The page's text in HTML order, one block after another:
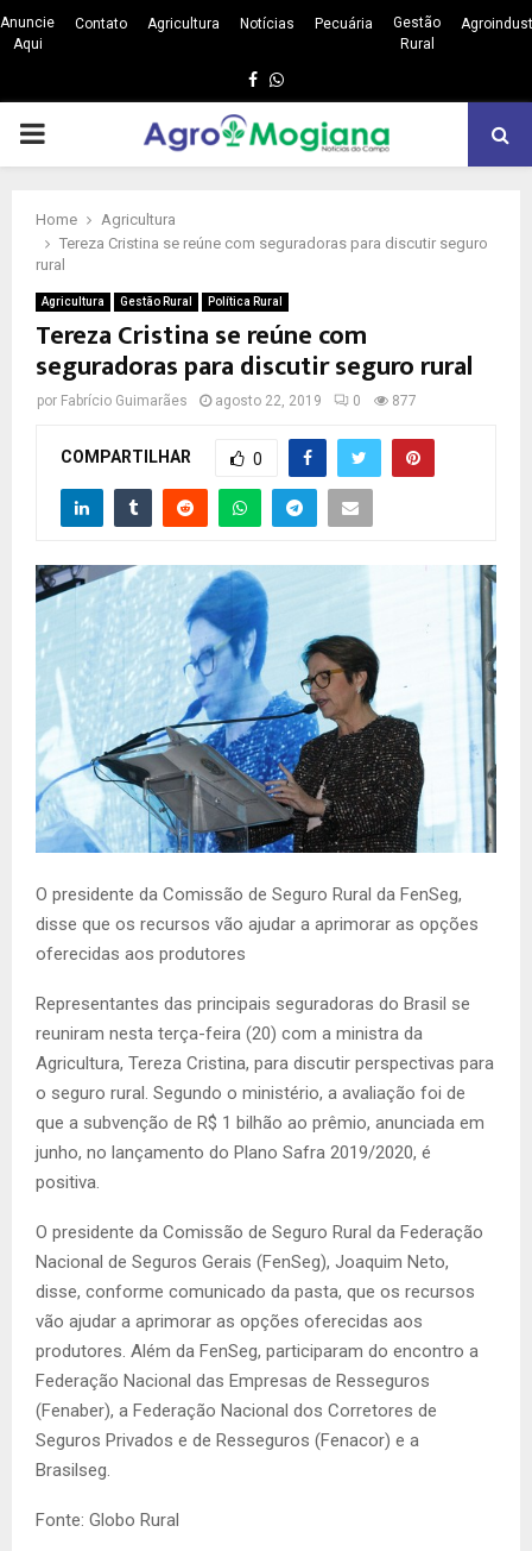
Anuncie
Aqui
Contato Agricultura Notícias Pecuária
Gestão
Rural
Facebook
Whatsapp
PRIMARY
Home
Agricultura
Tereza Cristina se reúne com seguradoras para discutir seguro
rural
Agricultura Gestão Rural Política Rural
Tereza Cristina se reúne com
seguradoras para discutir seguro rural
por Fabrício Guimarães agosto 22, 2019 0 877
COMPARTILHAR 0
O presidente da Comissão de Seguro Rural da FenSeg,
disse que os recursos vão ajudar a aprimorar as opções
oferecidas aos produtores
Representantes das principais seguradoras do Brasil se
reuniram nesta terça-feira (20) com a ministra da
Agricultura, Tereza Cristina, para discutir perspectivas para
o seguro rural. Segundo o ministério, a avaliação foi de
que a subvenção de R$ 1 bilhão ao prêmio, anunciada em
junho, no lançamento do Plano Safra 2019/2020, é
positiva.
O presidente da Comissão de Seguro Rural da Federação
Nacional de Seguros Gerais (FenSeg), Joaquim Neto,
disse, conforme comunicado da pasta, que os recursos
vão ajudar a aprimorar as opções oferecidas aos
produtores. Além da FenSeg, participaram do encontro a
Federação Nacional das Empresas de Resseguros
(Fenaber), a Federação Nacional dos Corretores de
Seguros Privados e de Resseguros (Fenacor) e a
Brasilseg.
Fonte: Globo Rural